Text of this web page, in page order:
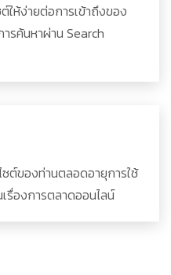
ให้ง่ายต่อการเข้าถึงของ
รค้นหาผ่าน Search
ซต์ของท่านตลอดอายุการใช้
เรื่องการตลาดออนไลน์